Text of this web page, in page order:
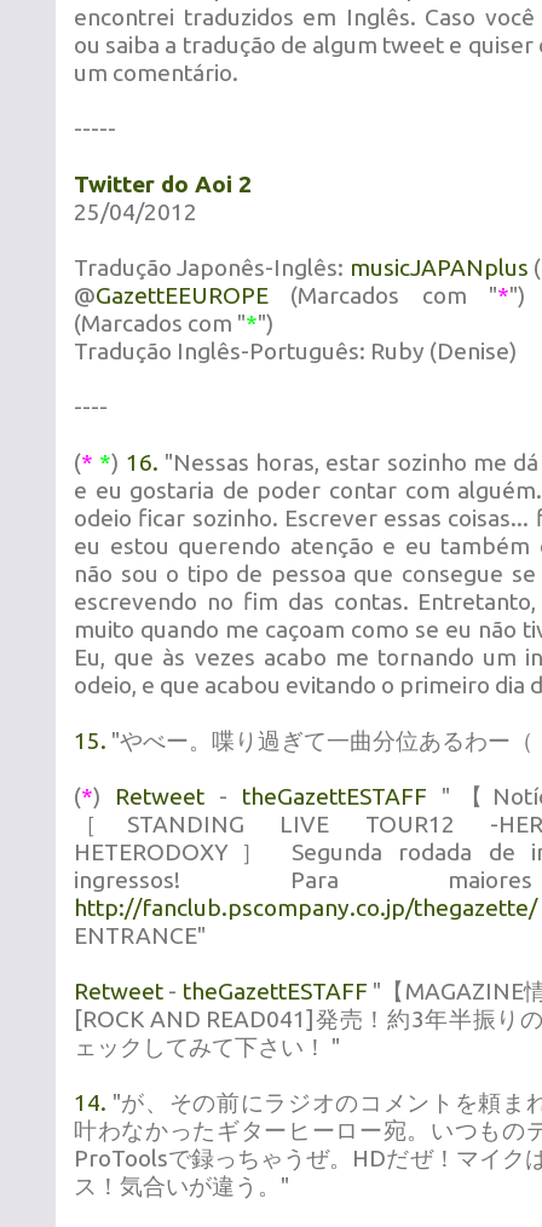
encontrei traduzidos em Inglês. Caso
ou saiba a tradução de algum tweet e
um comentário.
-----
Twitter do Aoi 2
25/04/2012
Tradução Japonês-Inglês: musicJAPANplus
@GazettEEUROPE (Marcados com "*
(Marcados com "*")
Tradução Inglês-Português: Ruby (Denise)
----
(* *) 16. "Nessas horas, estar sozinho me
e eu gostaria de poder contar com
odeio ficar sozinho. Escrever essas
eu estou querendo atenção e eu também
não sou o tipo de pessoa que consegue
escrevendo no fim das contas.
muito quando me caçoam como se eu não
Eu, que às vezes acabo me tornando um
odeio, e que acabou evitando o primeiro dia
15. "やべー。喋り過ぎて一曲分位あるわー（
(*) Retweet - theGazettESTAFF "【
［STANDING LIVE TOUR12 -
HETERODOXY］ Segunda rodada de
ingressos! Para
http://fanclub.pscompany.co.jp/thegazette/
ENTRANCE"
Retweet - theGazettESTAFF "【MAGAZINE
[ROCK AND READ041]発売！約3年半振り
ェックしてみて下さい！ "
14. "が、その前にラジオのコメントを頼ま
叶わなかったギターヒーロー宛。いつもの
ProToolsで録っちゃうぜ。HDだぜ！マイク
ス！気合いが違う。"